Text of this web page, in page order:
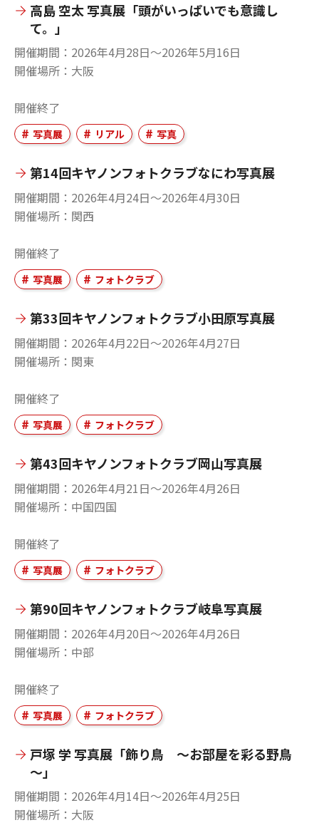
高島 空太 写真展「頭がいっぱいでも意識し
て。」
開催期間
2026年4月28日〜2026年5月16日
開催場所
大阪
開催終了
写真展 リアル 写真
第14回キヤノンフォトクラブなにわ写真展
開催期間
2026年4月24日〜2026年4月30日
開催場所
関西
開催終了
写真展 フォトクラブ
第33回キヤノンフォトクラブ小田原写真展
開催期間
2026年4月22日〜2026年4月27日
開催場所
関東
開催終了
写真展 フォトクラブ
第43回キヤノンフォトクラブ岡山写真展
開催期間
2026年4月21日〜2026年4月26日
開催場所
中国四国
開催終了
写真展 フォトクラブ
第90回キヤノンフォトクラブ岐阜写真展
開催期間
2026年4月20日〜2026年4月26日
開催場所
中部
開催終了
写真展 フォトクラブ
戸塚 学 写真展「飾り鳥 ～お部屋を彩る野鳥
～」
開催期間
2026年4月14日〜2026年4月25日
開催場所
大阪